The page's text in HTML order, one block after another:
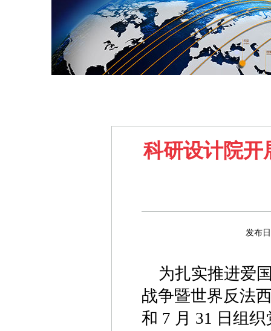
科研设计院开
发布
为扎实推进爱
战争暨世界反法
和 7 月 31 日组